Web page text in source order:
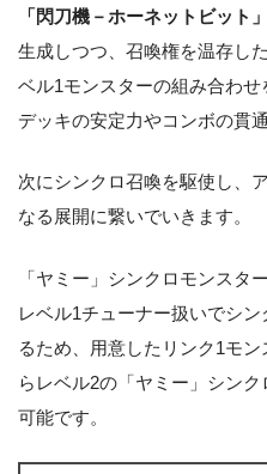
「閃刀機－ホーネットビット」
生成しつつ、召喚権を温存し
ベル1モンスターの組み合わせ
デッキの安定力やコンボの貫
次にシンクロ召喚を駆使し、
なる展開に繋いでいきます。
「ヤミー」シンクロモンスタ
レベル1チューナー扱いでシ
るため、用意したリンク1モ
らレベル2の「ヤミー」シン
可能です。